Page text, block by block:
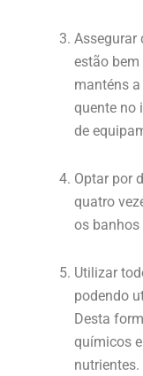
Assegurar
estão
manténs
quente no
de
Optar por
quatro
os banhos
Utilizar
podendo
Desta
químicos
nutrientes.